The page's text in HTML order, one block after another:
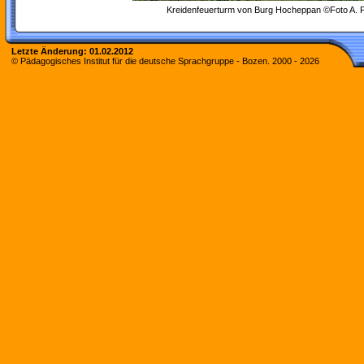
Kreidenfeuerturm von Burg Hocheppan ©Foto A.
Letzte Änderung: 01.02.2012
© Pädagogisches Institut für die deutsche Sprachgruppe - Bozen. 2000 - 2026